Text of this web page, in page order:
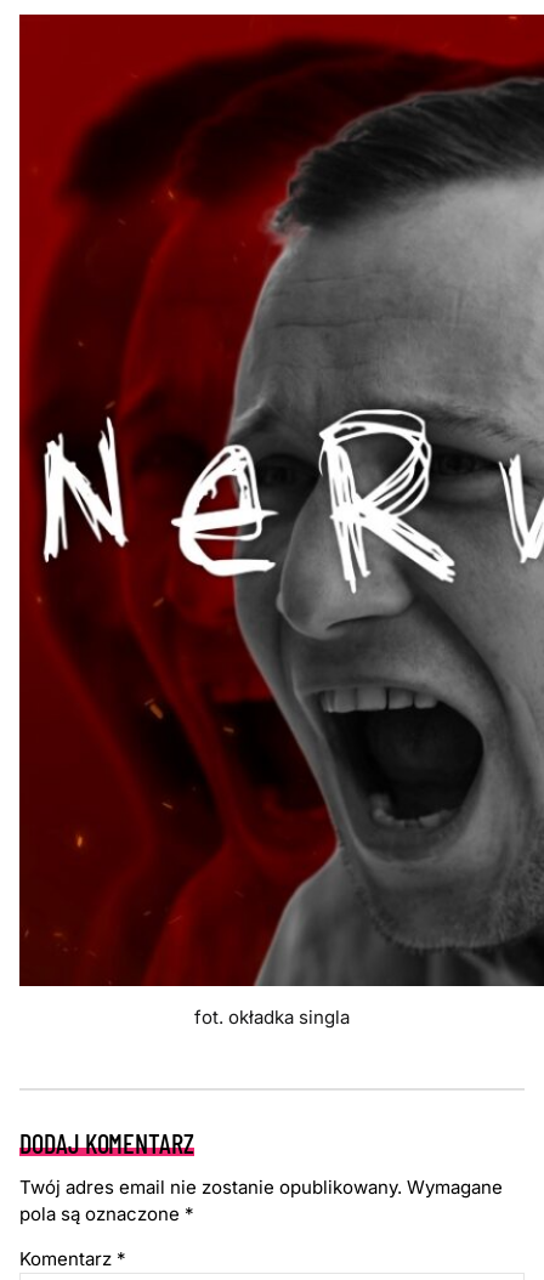
fot. okładka singla
DODAJ KOMENTARZ
Twój adres email nie zostanie opublikowany. Wymagane
pola są oznaczone *
Komentarz *